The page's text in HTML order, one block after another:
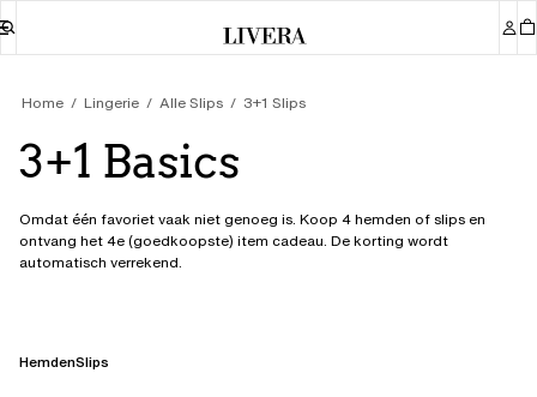
Home Lingerie Alle Slips 3+1 Slips
3+1 Basics
Omdat één favoriet vaak niet genoeg is. Koop 4 hemden of slips en
ontvang het 4e (goedkoopste) item cadeau. De korting wordt
automatisch verrekend.
HemdenSlips